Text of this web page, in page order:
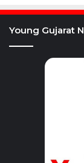
Young Gujarat